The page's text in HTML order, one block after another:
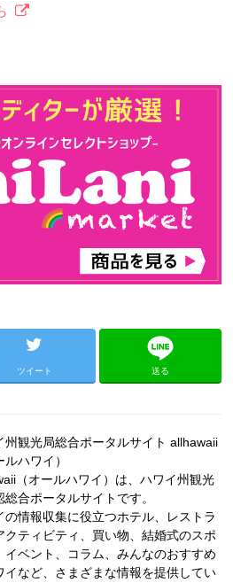
ツイート 送る
州観光局総合ポータルサイト allhawaii
ルハワイ）
（オールハワイ）は、ハワイ州観光
総合ポータルサイトです。
の情報収集に役立つホテル、レストラ
クティビティ、買い物、結婚式のスポ
イベント、コラム、みんなのおすすめ
イなど、さまざまな情報を提供してい